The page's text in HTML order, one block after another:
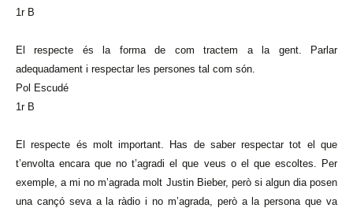
1r B
El respecte és la forma de com tractem a la gent. Parlar
adequadament i respectar les persones tal com són.
Pol Escudé
1r B
El respecte és molt important. Has de saber respectar tot el que
t’envolta encara que no t’agradi el que veus o el que escoltes. Per
exemple, a mi no m’agrada molt Justin Bieber, però si algun dia posen
una cançó seva a la ràdio i no m’agrada, però a la persona que va